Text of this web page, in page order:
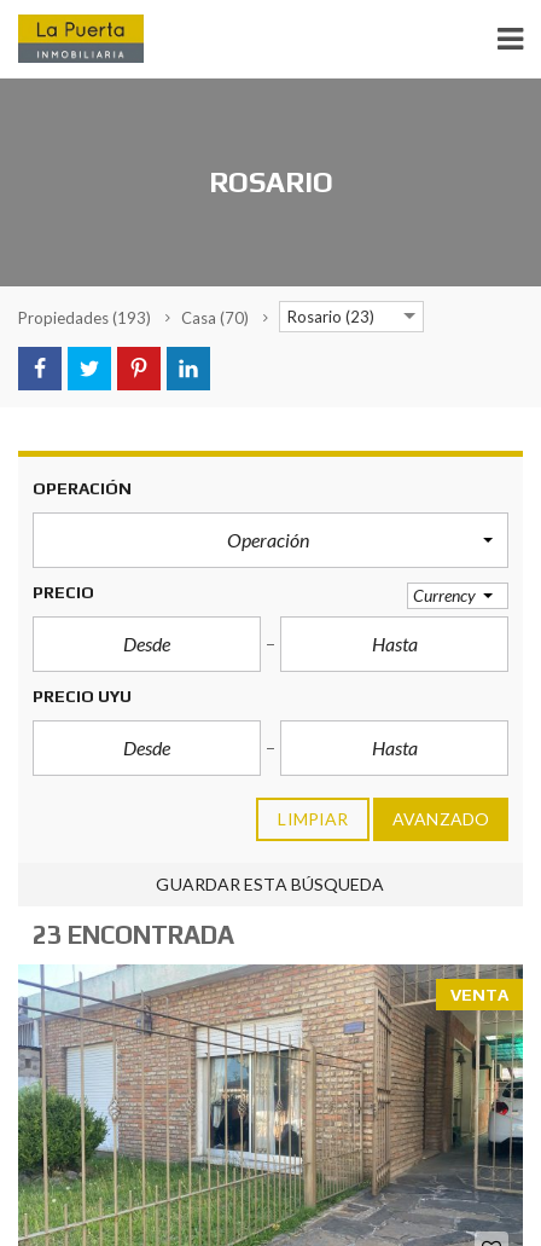
ROSARIO
Propiedades(193) Casa (70) Rosario (23)
OPERACIÓN
Operación
PRECIO Currency
PRECIO UYU
LIMPIAR AVANZADO
GUARDAR ESTA BÚSQUEDA
23 ENCONTRADA
VENTA